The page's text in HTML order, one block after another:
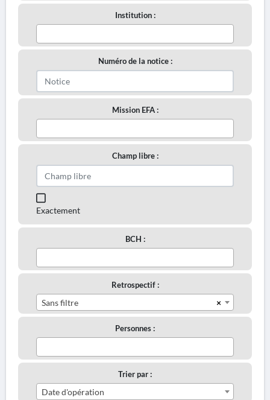
Institution :
Numéro de la notice :
Mission EFA :
Champ libre :
Exactement
BCH :
Retrospectif :
×
Sans filtre
Personnes :
Trier par :
Date d'opération